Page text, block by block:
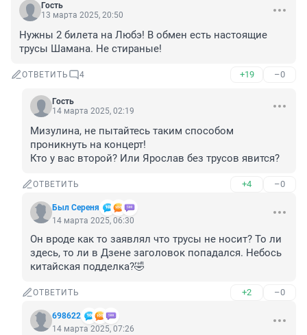
Гость
13 марта 2025, 20:50
Нужны 2 билета на Любэ! В обмен есть настоящие
трусы Шамана. Не стираные!
ОТВЕТИТЬ 4 +19 –0
Гость
14 марта 2025, 02:19
Мизулина, не пытайтесь таким способом
проникнуть на концерт!
Кто у вас второй? Или Ярослав без трусов явится?
ОТВЕТИТЬ +4 –0
Был Сереня
14 марта 2025, 06:30
Он вроде как то заявлял что трусы не носит? То ли
здесь, то ли в Дзене заголовок попадался. Небось
китайская подделка?🤣
ОТВЕТИТЬ +2 –0
698622
14 марта 2025, 07:26